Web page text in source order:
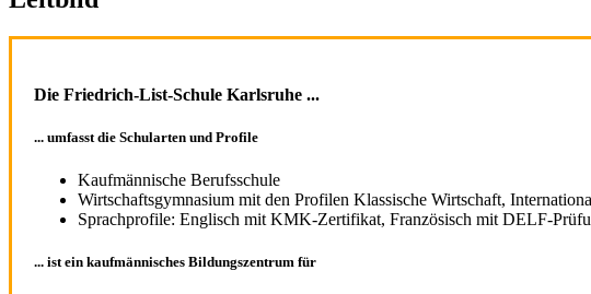
Die Friedrich-List-Schule Karlsruhe ...
... umfasst die Schularten und Profile
Kaufmännische Berufsschule
Wirtschaftsgymnasium mit den Profilen Klassische Wirtschaft,
Sprachprofile: Englisch mit KMK-Zertifikat, Französisch mit DELF-
... ist ein kaufmännisches Bildungszentrum für